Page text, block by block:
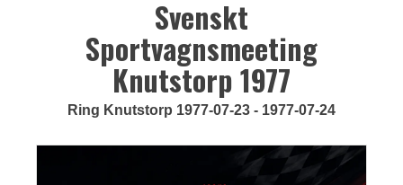
Svenskt
Sportvagnsmeeting
Knutstorp 1977
Ring Knutstorp 1977-07-23 - 1977-07-24